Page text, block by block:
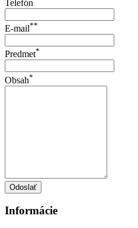
Telefón
E-mail**
Predmet*
Obsah*
Odoslať
Informácie